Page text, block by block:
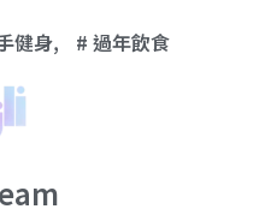
健身, 過年飲食